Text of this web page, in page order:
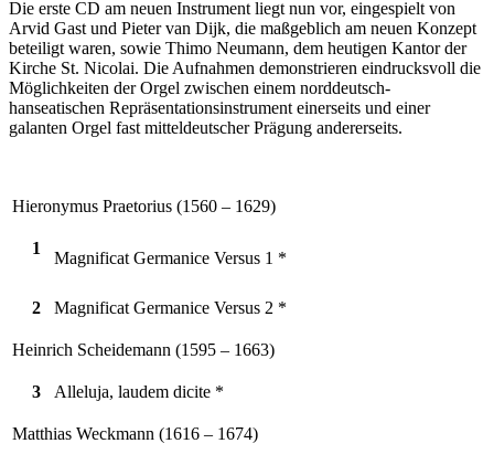
Die erste CD am neuen Instrument liegt nun vor, eingespielt von
Arvid Gast und Pieter van Dijk, die maßgeblich am neuen Konzept
beteiligt waren, sowie Thimo Neumann, dem heutigen Kantor der
Kirche St. Nicolai. Die Aufnahmen demonstrieren eindrucksvoll die
Möglichkeiten der Orgel zwischen einem norddeutsch-
hanseatischen Repräsentationsinstrument einerseits und einer
galanten Orgel fast mitteldeutscher Prägung andererseits.
Hieronymus Praetorius (1560 – 1629)
1
Magnificat Germanice Versus 1 *
2 Magnificat Germanice Versus 2 *
Heinrich Scheidemann (1595 – 1663)
3 Alleluja, laudem dicite *
Matthias Weckmann (1616 – 1674)